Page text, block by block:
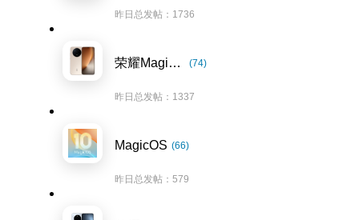
昨日总发帖：1736
荣耀Magic8系列 (74)
昨日总发帖：1337
MagicOS (66)
昨日总发帖：579